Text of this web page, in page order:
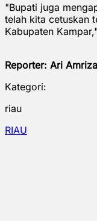
"Bupati juga
telah kita cetuskan
Kabupaten
Reporter: Ari
Kategori:
riau
RIAU